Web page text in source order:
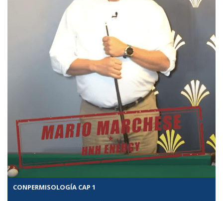
CONPERMISOLOGÍA CAP 1